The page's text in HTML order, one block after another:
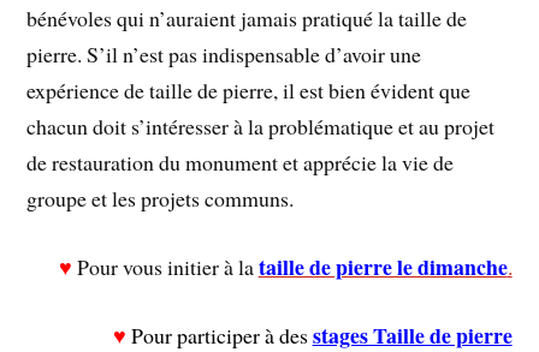
bénévoles qui n’auraient jamais pratiqué la taille de
pierre. S’il n’est pas indispensable d’avoir une
expérience de taille de pierre, il est bien évident que
chacun doit s’intéresser à la problématique et au projet
de restauration du monument et apprécie la vie de
groupe et les projets communs.
♥ Pour vous initier à lataille de pierre le dimanche.
♥ Pour participer à desstages Taille de pierre